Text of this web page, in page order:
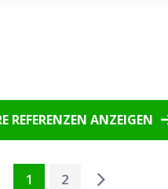
REFERENZEN ANZEIGEN
1 2